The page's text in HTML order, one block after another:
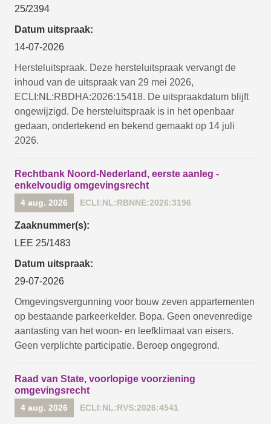
25/2394
Datum uitspraak:
14-07-2026
Hersteluitspraak. Deze hersteluitspraak vervangt de
inhoud van de uitspraak van 29 mei 2026,
ECLI:NL:RBDHA:2026:15418. De uitspraakdatum blijft
ongewijzigd. De hersteluitspraak is in het openbaar
gedaan, ondertekend en bekend gemaakt op 14 juli
2026.
Rechtbank Noord-Nederland, eerste aanleg -
enkelvoudig omgevingsrecht
4 aug. 2026 ECLI:NL:RBNNE:2026:3196
Zaaknummer(s):
LEE 25/1483
Datum uitspraak:
29-07-2026
Omgevingsvergunning voor bouw zeven appartementen
op bestaande parkeerkelder. Bopa. Geen onevenredige
aantasting van het woon- en leefklimaat van eisers.
Geen verplichte participatie. Beroep ongegrond.
Raad van State, voorlopige voorziening
omgevingsrecht
4 aug. 2026 ECLI:NL:RVS:2026:4541